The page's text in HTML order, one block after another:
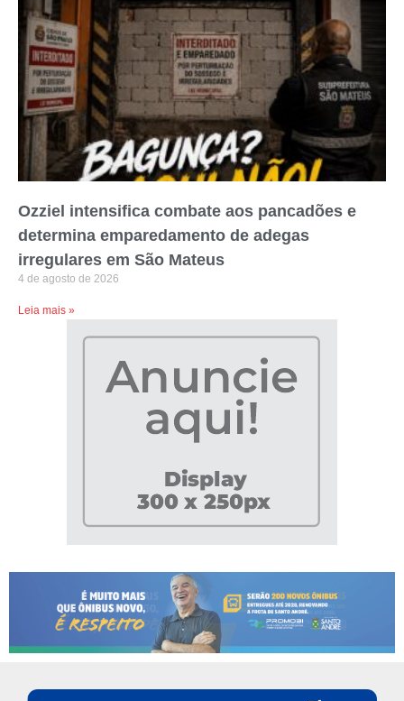
Ozziel intensifica combate aos pancadões e
determina emparedamento de adegas
irregulares em São Mateus
4 de agosto de 2026
Leia mais »